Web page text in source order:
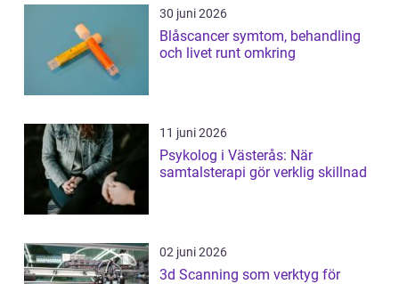
30 juni 2026
Blåscancer symtom, behandling
och livet runt omkring
11 juni 2026
Psykolog i Västerås: När
samtalsterapi gör verklig skillnad
02 juni 2026
3d Scanning som verktyg för